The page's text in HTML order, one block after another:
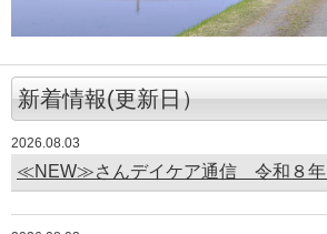
新着情報(更新日）
2026.08.03
≪NEW≫さんデイケア通信 令和８年